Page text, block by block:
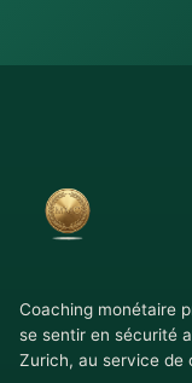
Coaching monétaire
se sentir en sécurité
Zurich, au service de